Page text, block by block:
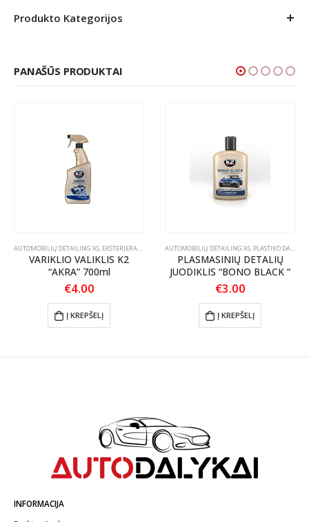
Produkto Kategorijos
PANAŠŪS PRODUKTAI
,EKSTERJERAS, KONSERVANTAI
AUTOMOBILIŲ DETAILING'AS, EKSTERJERAS , VARIKLIO VALIKLIAI
VARIKLIO VALIKLIS K2
“AKRA” 700ml
€4.00
Į KREPŠELĮ
AUTOMOBILIŲ DETAILING'AS, PLASTIKO DALIŲ JUODINTOJAI/ATNAUJINTOJAI
PLASMASINIŲ DETALIŲ
JUODIKLIS “BONO BLACK “
€3.00
Į KREPŠELĮ
INFORMACIJA